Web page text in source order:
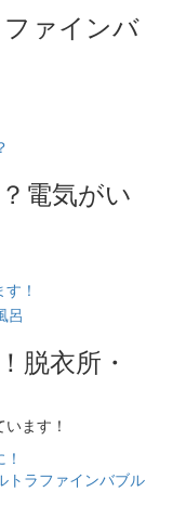
ァインバ
電気がい
！
脱衣所・
ます！